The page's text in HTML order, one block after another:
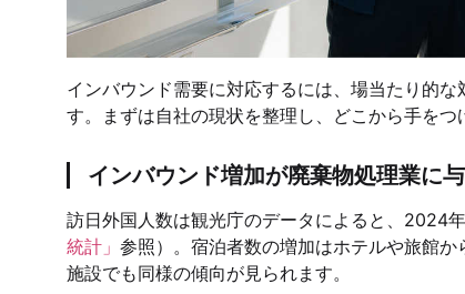
インバウンド需要に対応するには、場当たり的
す。まずは自社の現状を整理し、どこから手をつ
インバウンド増加が廃棄物処理業に
訪日外国人数は観光庁のデータによると、2024
統計」 参照）。宿泊者数の増加はホテルや旅館
施設でも同様の傾向が見られます。